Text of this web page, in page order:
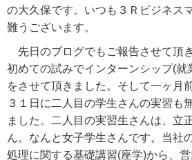
の大久保です。いつも３Ｒビジネス
難うございます。
先日のブログでもご報告させて頂
初めての試みでインターンシップ(就
をさせて頂きました。そして一ヶ月
３１日に二人目の学生さんの実習も
ました。二人目の実習生さんは、立
ん。なんと女子学生さんです。当社
処理に関する基礎講習(座学)から、